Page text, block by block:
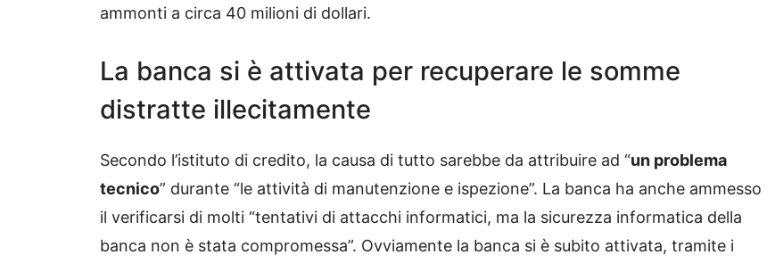
ammonti a circa 40 milioni di dollari.
La banca si è attivata per recuperare le somme
distratte illecitamente
Secondo l’istituto di credito, la causa di tutto sarebbe da attribuire ad “un problema
tecnico” durante “le attività di manutenzione e ispezione”. La banca ha anche ammesso
il verificarsi di molti “tentativi di attacchi informatici, ma la sicurezza informatica della
banca non è stata compromessa”. Ovviamente la banca si è subito attivata, tramite i